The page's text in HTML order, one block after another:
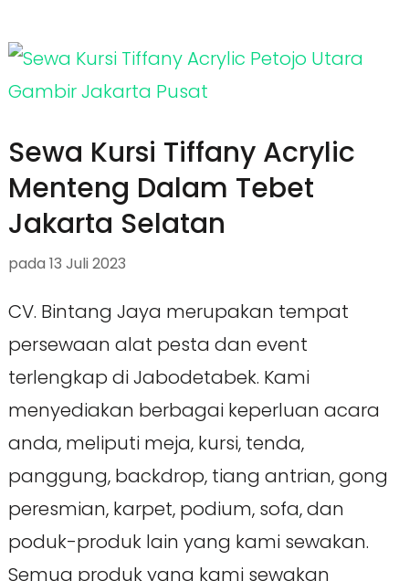
Sewa Kursi Tiffany Acrylic
Menteng Dalam Tebet
Jakarta Selatan
pada 13 Juli 2023
CV. Bintang Jaya merupakan tempat
persewaan alat pesta dan event
terlengkap di Jabodetabek. Kami
menyediakan berbagai keperluan acara
anda, meliputi meja, kursi, tenda,
panggung, backdrop, tiang antrian, gong
peresmian, karpet, podium, sofa, dan
poduk-produk lain yang kami sewakan.
Semua produk yang kami sewakan